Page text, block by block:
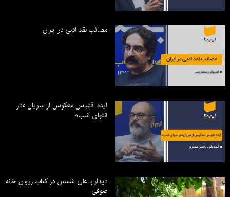
مصائب نقد ادبی در ایران
ایده اقتباس معکوس از سریال «در
انتهای شب»
دیدار با علی شمس در کتاب زروان خانه
صوفی